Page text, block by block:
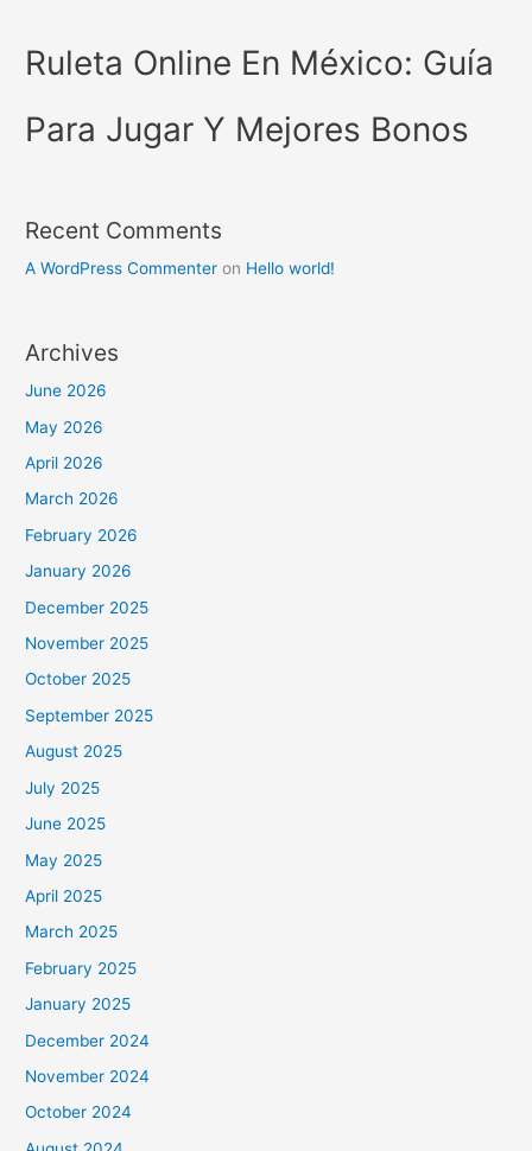
Ruleta Online En México: Guía
Para Jugar Y Mejores Bonos
Recent Comments
A WordPress Commenter on Hello world!
Archives
June 2026
May 2026
April 2026
March 2026
February 2026
January 2026
December 2025
November 2025
October 2025
September 2025
August 2025
July 2025
June 2025
May 2025
April 2025
March 2025
February 2025
January 2025
December 2024
November 2024
October 2024